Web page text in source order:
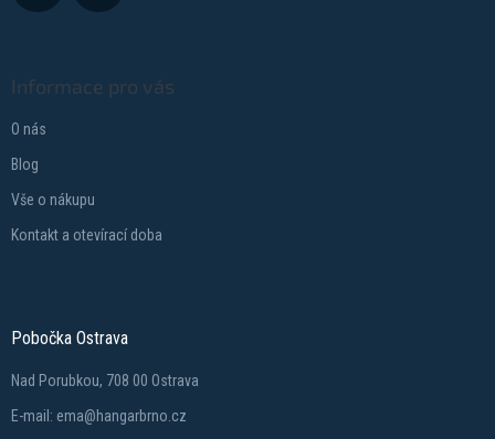
Informace pro vás
O nás
Blog
Vše o nákupu
Kontakt a otevírací doba
Pobočka Ostrava
Nad Porubkou, 708 00 Ostrava
E-mail: ema@hangarbrno.cz